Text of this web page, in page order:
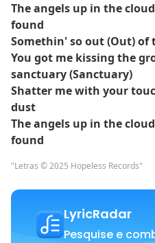
The angels up in the
found
Somethin' so out (Out) of
You got me kissing the
sanctuary (Sanctuary)
Shatter me with your
dust
The angels up in the
found
"Letras © 2025 Hopeless Records"
LyricRadar
Pesquise e